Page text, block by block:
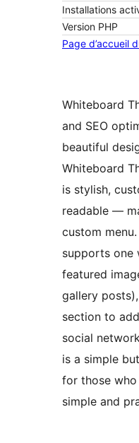
Installations
Version PHP
Page d’accueil
Whiteboard
and SEO
beautiful
Whiteboard
is stylish,
readable —
custom
supports one
featured
gallery
section to
social
is a simple
for those
simple and